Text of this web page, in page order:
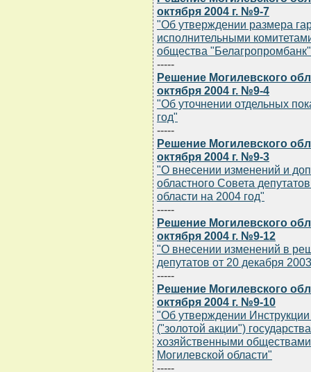
октября 2004 г. №9-7
"Об утверждении размера
исполнительными
общества "Белагропромбанк"
-----
Решение Могилевского
октября 2004 г. №9-4
"Об уточнении отдельных
год"
-----
Решение Могилевского
октября 2004 г. №9-3
"О внесении изменений и
областного Совета
области на 2004 год"
-----
Решение Могилевского
октября 2004 г. №9-12
"О внесении изменений в
депутатов от 20 декабря
-----
Решение Могилевского
октября 2004 г. №9-10
"Об утверждении
("золотой акции")
хозяйственными
Могилевской области"
-----